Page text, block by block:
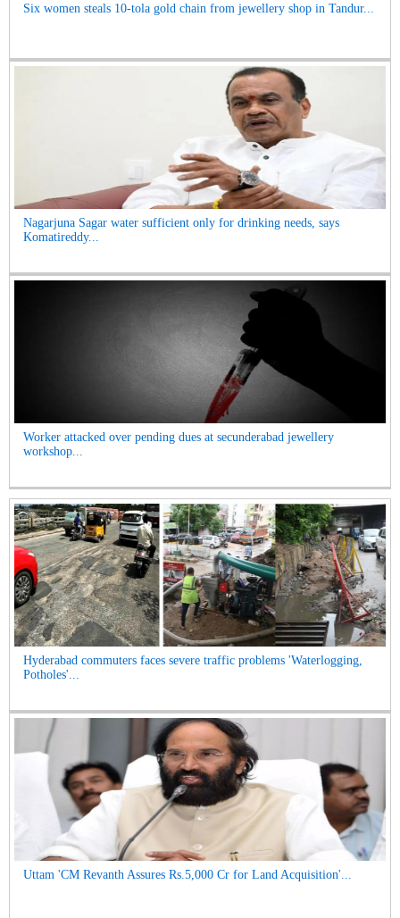
Six women steals 10-tola gold chain from jewellery shop in Tandur...
Nagarjuna Sagar water sufficient only for drinking needs, says
Komatireddy...
Worker attacked over pending dues at secunderabad jewellery
workshop...
Hyderabad commuters faces severe traffic problems 'Waterlogging,
Potholes'...
Uttam 'CM Revanth Assures Rs.5,000 Cr for Land Acquisition'...